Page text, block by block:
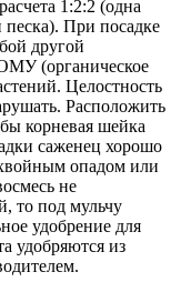
1:2:2 (одна
песка). При посадке
другой
(органическое
Целостность
Расположить
корневая шейка
саженец хорошо
опадом или
не
то под мульчу
удобрение для
удобряются из